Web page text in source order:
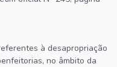
à desapropriação
no âmbito da